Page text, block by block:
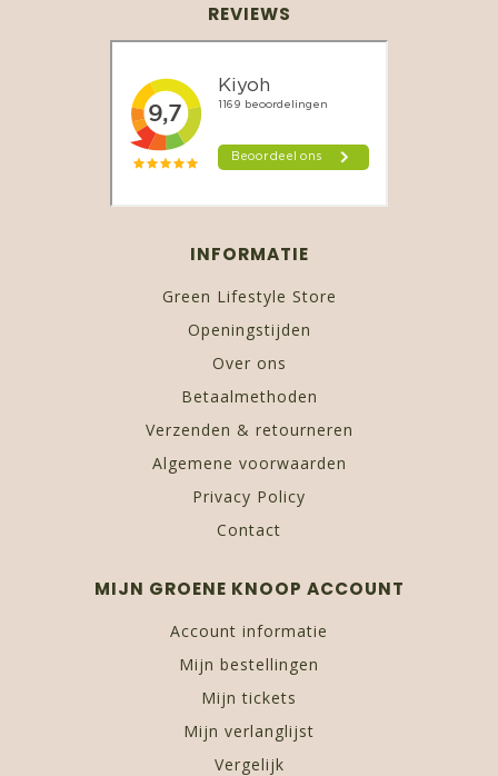
REVIEWS
INFORMATIE
Green Lifestyle Store
Openingstijden
Over ons
Betaalmethoden
Verzenden & retourneren
Algemene voorwaarden
Privacy Policy
Contact
MIJN GROENE KNOOP ACCOUNT
Account informatie
Mijn bestellingen
Mijn tickets
Mijn verlanglijst
Vergelijk